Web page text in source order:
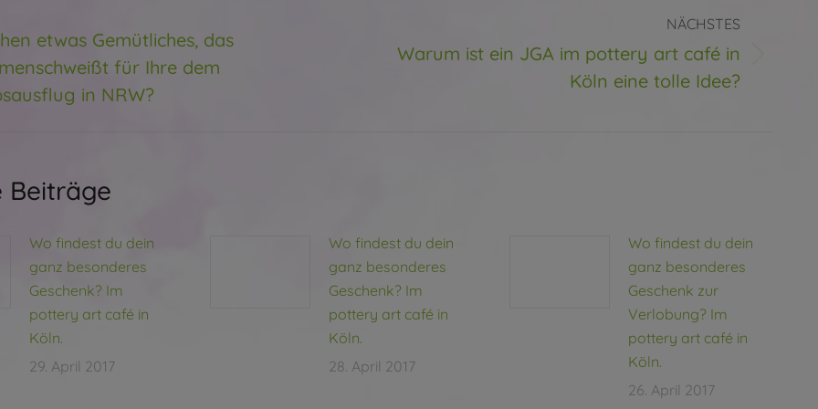
etwas Gemütliches, das
für Ihre dem
in NRW?
NÄCHSTES
Nächster
Warum ist ein JGA im pottery art café in
Köln eine tolle Idee?
Beiträge
Wo findest du dein
ganz besonderes
Geschenk? Im
pottery art café in
Köln.
29. April 2017
Wo findest du dein
ganz besonderes
Geschenk? Im
pottery art café in
Köln.
28. April 2017
Wo findest du dein
ganz besonderes
Geschenk zur
Verlobung? Im
pottery art café in
Köln.
26. April 2017